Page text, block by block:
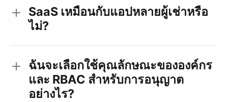
SaaS เหมือนกับแอปหลายผู้เช่าหรือ
ไม่?
ฉันจะเลือกใช้คุณลักษณะขององค์กร
และ RBAC สำหรับการอนุญาต
อย่างไร?